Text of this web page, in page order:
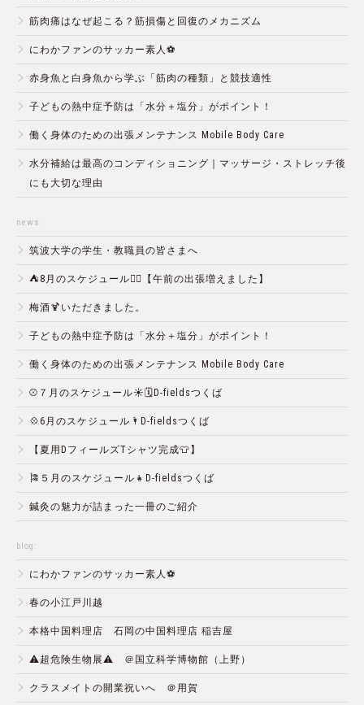
筋肉痛はなぜ起こる？筋損傷と回復のメカニズム
にわかファンのサッカー素人⚽️
赤身魚と白身魚から学ぶ「筋肉の種類」と競技適性
子どもの熱中症予防は「水分＋塩分」がポイント！
働く身体のための出張メンテナンス Mobile Body Care
水分補給は最高のコンディショニング｜マッサージ・ストレッチ後
にも大切な理由
news:
筑波大学の学生・教職員の皆さまへ
⛺️8月のスケジュール🏄‍♂️【午前の出張増えました】
梅酒🍹いただきました。
子どもの熱中症予防は「水分＋塩分」がポイント！
働く身体のための出張メンテナンス Mobile Body Care
⚾️７月のスケジュール☀️🗓D-fieldsつくば
💠6月のスケジュール🌂D-fieldsつくば
【夏用DフィールズTシャツ完成👕】
🎏５月のスケジュール👧D-fieldsつくば
鍼灸の魅力が詰まった一冊のご紹介
blog:
にわかファンのサッカー素人⚽️
春の小江戸川越
本格中国料理店 石岡の中国料理店 稲吉屋
⚠️超危険生物展⚠️ ＠国立科学博物館（上野）
クラスメイトの開業祝いへ ＠用賀